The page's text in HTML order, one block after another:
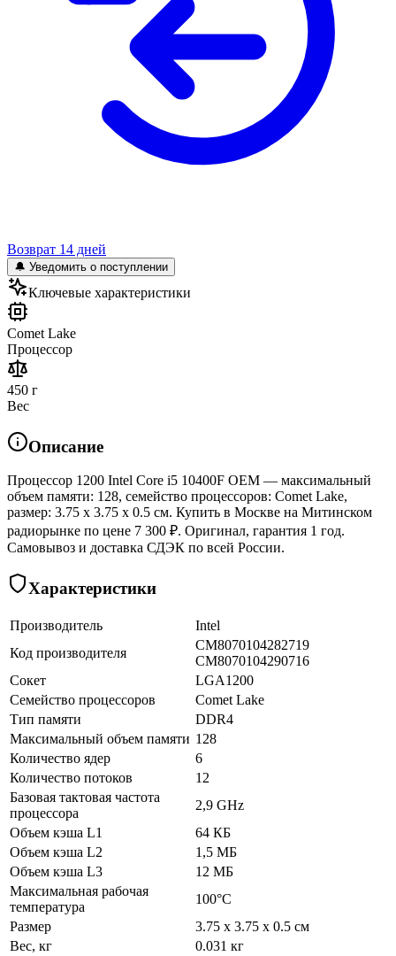
Возврат 14 дней
🔔 Уведомить о поступлении
Ключевые характеристики
Comet Lake
Процессор
450 г
Вес
Описание
Процессор 1200 Intel Core i5 10400F OEM — максимальный
объем памяти: 128, семейство процессоров: Comet Lake,
размер: 3.75 x 3.75 x 0.5 см. Купить в Москве на Митинском
радиорынке по цене 7 300 ₽. Оригинал, гарантия 1 год.
Самовывоз и доставка СДЭК по всей России.
Характеристики
Производитель
Intel
Код производителя
CM8070104282719
CM8070104290716
Сокет
LGA1200
Семейство процессоров
Comet Lake
Тип памяти
DDR4
Максимальный объем памяти 128
Количество ядер
6
Количество потоков
12
Базовая тактовая частота
процессора
2,9 GHz
Объем кэша L1
64 КБ
Объем кэша L2
1,5 МБ
Объем кэша L3
12 МБ
Максимальная рабочая
температура
100°C
Размер
3.75 x 3.75 x 0.5 см
Вес, кг
0.031 кг